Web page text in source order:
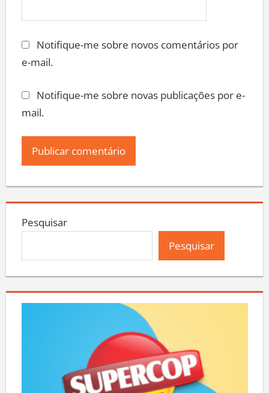
Notifique-me sobre novos comentários por
e-mail.
Notifique-me sobre novas publicações por e-
mail.
Pesquisar
Pesquisar